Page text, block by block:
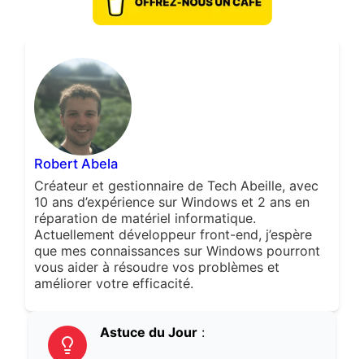
Robert Abela
Créateur et gestionnaire de Tech Abeille, avec
10 ans d’expérience sur Windows et 2 ans en
réparation de matériel informatique.
Actuellement développeur front-end, j’espère
que mes connaissances sur Windows pourront
vous aider à résoudre vos problèmes et
améliorer votre efficacité.
Astuce du Jour: